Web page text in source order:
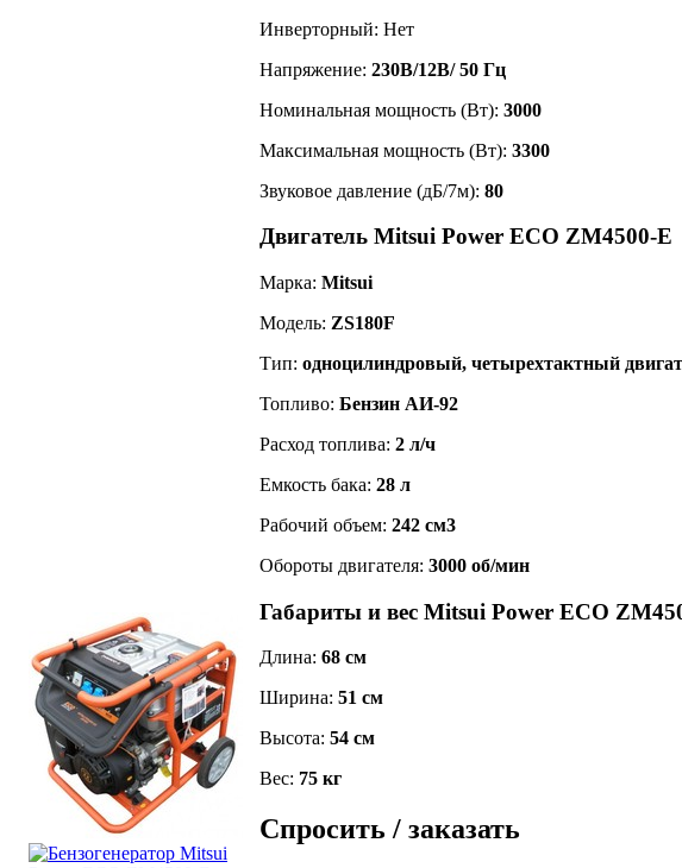
Инверторный: Нет
Напряжение: 230В/12В/ 50 Гц
Номинальная мощность (Вт): 3000
Максимальная мощность (Вт): 3300
Звуковое давление (дБ/7м): 80
Двигатель Mitsui Power ECO ZM4500-E
Марка: Mitsui
Модель: ZS180F
Тип: одноцилиндровый, четырехтактный
Топливо: Бензин АИ-92
Расход топлива: 2 л/ч
Емкость бака: 28 л
Рабочий объем: 242 см3
Обороты двигателя: 3000 об/мин
Габариты и вес Mitsui Power ECO
Длина: 68 см
Ширина: 51 см
Высота: 54 см
Вес: 75 кг
Спросить / заказать